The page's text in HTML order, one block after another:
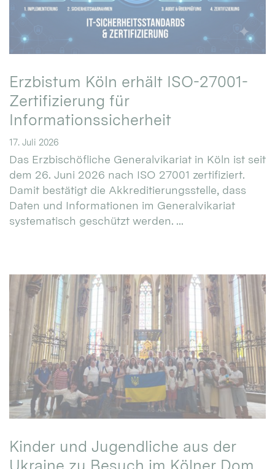
Erzbistum Köln erhält ISO-27001-
Zertifizierung für
Informationssicherheit
17. Juli 2026
Das Erzbischöfliche Generalvikariat in Köln ist seit
dem 26. Juni 2026 nach ISO 27001 zertifiziert.
Damit bestätigt die Akkreditierungsstelle, dass
Daten und Informationen im Generalvikariat
systematisch geschützt werden. ...
Kinder und Jugendliche aus der